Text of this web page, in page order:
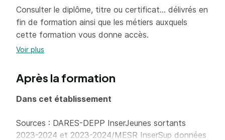
Préparer l’action de réception
Traiter les opérations de réception des
Gérer le suivi des stocks
Mise en oeuvre coordonnée des activités
Répondre à la demande des clients internes
Consulter le diplôme, titre ou certificat... délivrés en
fin de formation ainsi que les métiers auxquels
cette formation vous donne accès.
Voir plus
Après la formation
Dans cet établissement
Sources : DARES-DEPP InserJeunes sortants
2023-2024 et 2023-2024/MESR InserSup données